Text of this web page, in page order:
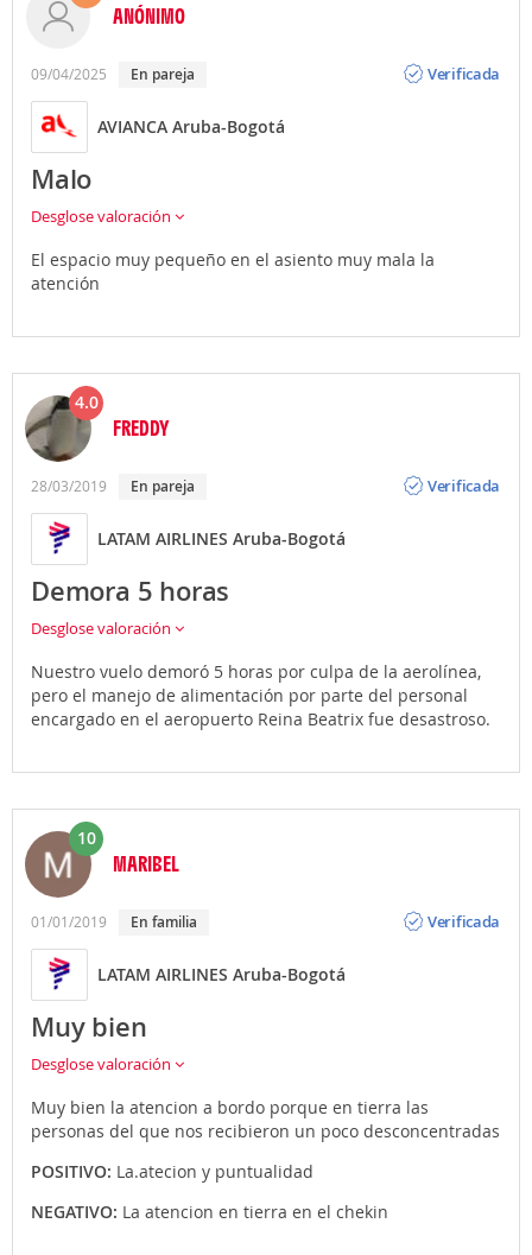
ANÓNIMO
09/04/2025 En pareja
Verificada
AVIANCA Aruba-Bogotá
Malo
Desglose valoración
El espacio muy pequeño en el asiento muy mala la
atención
4.0
FREDDY
28/03/2019 En pareja
Verificada
LATAM AIRLINES Aruba-Bogotá
Demora 5 horas
Desglose valoración
Nuestro vuelo demoró 5 horas por culpa de la aerolínea,
pero el manejo de alimentación por parte del personal
encargado en el aeropuerto Reina Beatrix fue desastroso.
10
MARIBEL
01/01/2019 En familia
Verificada
LATAM AIRLINES Aruba-Bogotá
Muy bien
Desglose valoración
Muy bien la atencion a bordo porque en tierra las
personas del que nos recibieron un poco desconcentradas
POSITIVO: La.atecion y puntualidad
NEGATIVO: La atencion en tierra en el chekin